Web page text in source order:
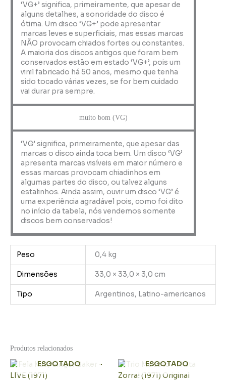
‘VG+’ significa, primeiramente, que apesar de
alguns detalhes, a sonoridade do disco é
ótima. Um disco ‘VG+’ pode apresentar
marcas leves e superficiais, mas essas marcas
NÃO provocam chiados fortes ou constantes.
A maioria dos discos antigos que foram bem
conservados estão em estado ‘VG+’, pois um
vinil fabricado há 50 anos, mesmo que tenha
sido tocado várias vezes, se for bem cuidado
vai durar pra sempre.
muito bom (VG)
‘VG’ significa, primeiramente, que apesar das
marcas o disco ainda toca bem. Um disco ‘VG’
apresenta marcas visíveis em maior número e
essas marcas provocam chiadinhos em
algumas partes do disco, ou talvez alguns
estalinhos. Ainda assim, ouvir um disco ‘VG’ é
uma experiência agradável pois, como foi dito
no início da tabela, nós vendemos somente
discos bem conservados!
Peso 0,4 kg
Dimensões 33,0 × 33,0 × 3,0 cm
Tipo Argentinos, Latino-americanos
Produtos relacionados
ESGOTADO ESGOTADO